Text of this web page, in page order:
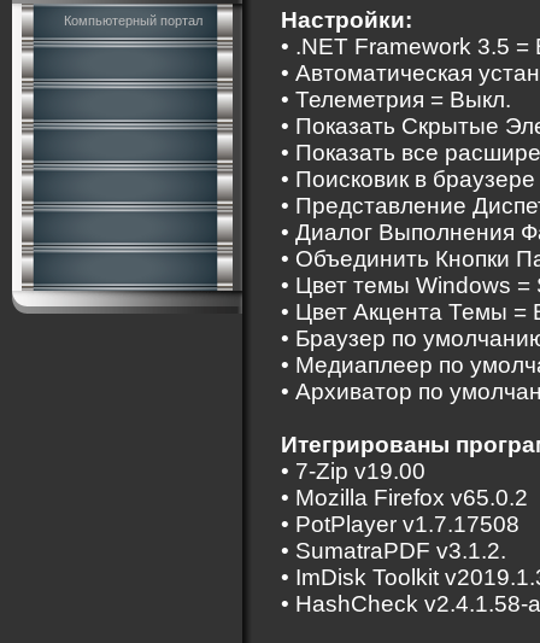
Компьютерный портал
Настройки:
• .NET Framework 3.5 =
• Автоматическая
• Телеметрия = Выкл.
• Показать Скрытые
• Показать все
• Поисковик в
• Представление
• Диалог Выполнения
• Объединить Кнопки
• Цвет темы Windows =
• Цвет Акцента Темы =
• Браузер по
• Медиаплеер по
• Архиватор по
Итегрированы
• 7-Zip v19.00
• Mozilla Firefox v65.0.2
• PotPlayer v1.7.17508
• SumatraPDF v3.1.2.
• ImDisk Toolkit
• HashCheck v2.4.1.58-